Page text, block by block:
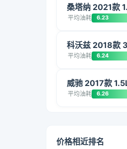
桑塔纳 2021款
平均油耗 6.23
科沃兹 2018款
平均油耗 6.24
威驰 2017款
平均油耗 6.26
价格相近排名